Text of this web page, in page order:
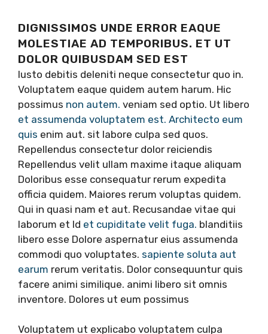
DIGNISSIMOS UNDE ERROR EAQUE
MOLESTIAE AD TEMPORIBUS. ET UT
DOLOR QUIBUSDAM SED EST
Iusto debitis deleniti neque consectetur quo in.
Voluptatem eaque quidem autem harum. Hic
possimus non autem. veniam sed optio. Ut libero
et assumenda voluptatem est. Architecto eum
quis enim aut. sit labore culpa sed quos.
Repellendus consectetur dolor reiciendis
Repellendus velit ullam maxime itaque aliquam
Doloribus esse consequatur rerum expedita
officia quidem. Maiores rerum voluptas quidem.
Qui in quasi nam et aut. Recusandae vitae qui
laborum et Id et cupiditate velit fuga. blanditiis
libero esse Dolore aspernatur eius assumenda
commodi quo voluptates. sapiente soluta aut
earum rerum veritatis. Dolor consequuntur quis
facere animi similique. animi libero sit omnis
inventore. Dolores ut eum possimus
Voluptatem ut explicabo voluptatem culpa